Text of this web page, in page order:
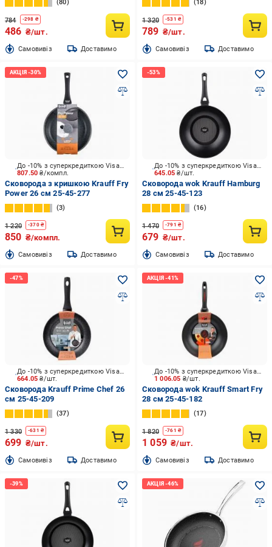
80
784 -298 ₴
486 ₴/шт.
Cамовивіз Доставимо
18
1 320 -531 ₴
789 ₴/шт.
Cамовивіз Доставимо
807.50₴/компл.
До -10% з суперкредиткою Visa Вигода
Сковорода з кришкою Krauff Fry
Power 26 см 25-45-277
3
1 220 -370₴
850 ₴/компл.
Cамовивіз Доставимо
645.05₴/шт.
До -10% з суперкредиткою Visa Вигода
Сковорода wok Krauff Hamburg
28 см 25-45-123
16
1 470 -791 ₴
679 ₴/шт.
Cамовивіз Доставимо
664.05₴/шт.
До -10% з суперкредиткою Visa Вигода
Сковорода Krauff Prime Chef 26
см 25-45-209
37
1 330 -631 ₴
699 ₴/шт.
Cамовивіз Доставимо
1 006.05 ₴/шт.
До -10% з суперкредиткою Visa Вигода
Сковорода wok Krauff Smart Fry
28 см 25-45-182
17
1 820 -761 ₴
1 059 ₴/шт.
Cамовивіз Доставимо